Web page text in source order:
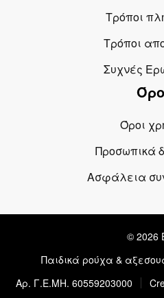
Τρόποι
Τρόποι
Συχνές
Όροι
Προσωπικά
Ασφάλεια
© 2026
Παιδικά ρούχα &
Αρ. Γ.Ε.ΜΗ. 60559203000